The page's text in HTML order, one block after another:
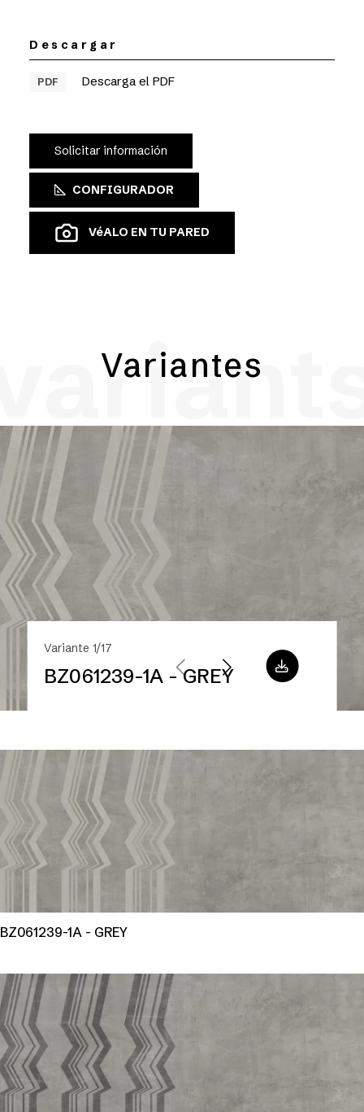
Descargar
PDF Descarga el PDF
Solicitar información
CONFIGURADOR
VéALO EN TU PARED
Variantes
Variante 1/17
BZ061239-1A - GREY
BZ061239-1A - GREY